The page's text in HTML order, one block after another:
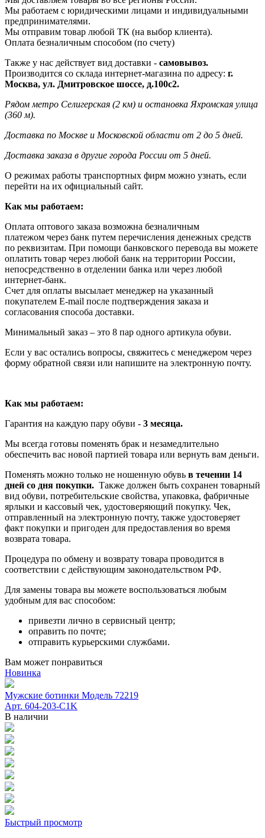
Мы работаем с юридическими лицами и индивидуальными
предпринимателями.
Мы отправим товар любой ТК (на выбор клиента).
Оплата безналичным способом (по счету)
Также у нас действует вид доставки - самовывоз.
Производится со склада интернет-магазина по адресу: г.
Москва, ул. Дмитровское шоссе, д.100с2.
Рядом метро Селигерская (2 км) и остановка Яхромская улица
(360 м).
Доставка по Москве и Московской области от 2 до 5 дней.
Доставка заказа в другие города России от 5 дней.
О режимах работы транспортных фирм можно узнать, если
перейти на их официальный сайт.
Как мы работаем:
Оплата оптового заказа возможна безналичным
платежом через банк путем перечисления денежных средств
по реквизитам. При помощи банковского перевода вы можете
оплатить товар через любой банк на территории России,
непосредственно в отделении банка или через любой
интернет-банк.
Счет для оплаты высылает менеджер на указанный
покупателем E-mail после подтверждения заказа и
согласования способа доставки.
Минимальный заказ – это 8 пар одного артикула обуви.
Если у вас остались вопросы, свяжитесь с менеджером через
форму обратной связи или напишите на электронную почту.
Как мы работаем:
Гарантия на каждую пару обуви - 3 месяца.
Мы всегда готовы поменять брак и незамедлительно
обеспечить вас новой партией товара или вернуть вам деньги.
Поменять можно только не ношенную обувь в течении 14
дней со дня покупки. Также должен быть сохранен товарный
вид обуви, потребительские свойства, упаковка, фабричные
ярлыки и кассовый чек, удостоверяющий покупку. Чек,
отправленный на электронную почту, также удостоверяет
факт покупки и пригоден для предоставления во время
возврата товара.
Процедура по обмену и возврату товара проводится в
соответствии с действующим законодательством РФ.
Для замены товара вы можете воспользоваться любым
удобным для вас способом:
привезти лично в сервисный центр;
оправить по почте;
отправить курьерскими службами.
Вам может понравиться
Новинка
Мужские ботинки Модель 72219
Арт. 604-203-C1K
В наличии
Быстрый просмотр